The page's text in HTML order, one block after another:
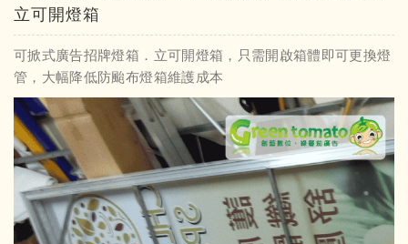
立可開燈箱
可掀式廣告招牌燈箱．立可開燈箱，只需開啟箱體即可更換燈
管，大幅降低防颱布燈箱維護成本